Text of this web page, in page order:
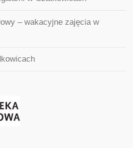
– wakacyjne zajęcia w